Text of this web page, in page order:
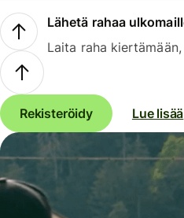
Lähetä rahaa
Laita raha
Rekisteröidy Lue lisää